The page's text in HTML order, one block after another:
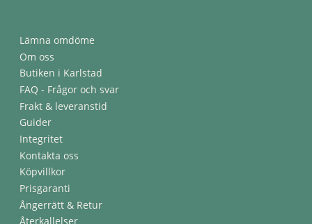
Lämna omdöme
Om oss
Butiken i Karlstad
FAQ - Frågor och svar
Frakt & leveranstid
Guider
Integritet
Kontakta oss
Köpvillkor
Prisgaranti
Ångerrätt & Retur
Återkallelser